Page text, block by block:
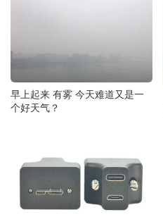
早上起来 有雾 今天难道又是一
个好天气？